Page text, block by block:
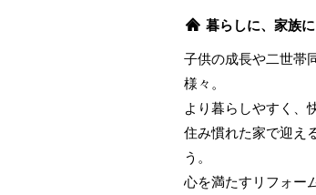
暮らしに、家
子供の成長や二世帯
様々。
より暮らしやすく、
住み慣れた家で迎え
う。
心を満たすリフォー